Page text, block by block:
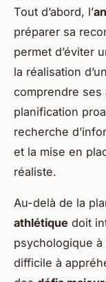
Tout d’abord, l’
préparer sa
permet d’éviter
la réalisation
comprendre ses
planification
recherche
et la mise en
réaliste.
Au-delà de la
athlétique doit
psychologique à
difficile à